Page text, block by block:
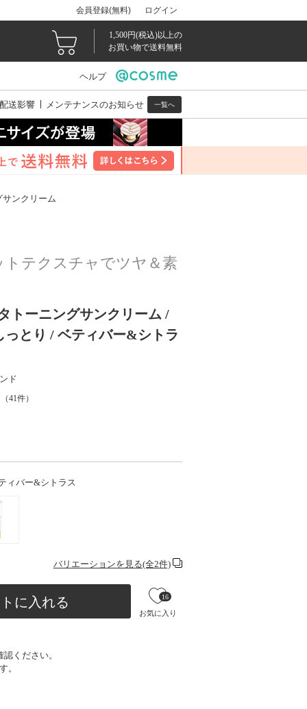
会員登録(無料) ログイン
1,500円(税込)以上の
お買い物で送料無料
ヘルプ
送影響 メンテナンスのお知らせ 一覧へ
ンクリーム
テクスチャでツヤ＆素
トーニングサンクリーム /
っとり / ベティバー&シトラ
ド
（41件）
ィバー&シトラス
バリエーションを見る(全2件)
に入れる
お気に入り
16
認ください。
。